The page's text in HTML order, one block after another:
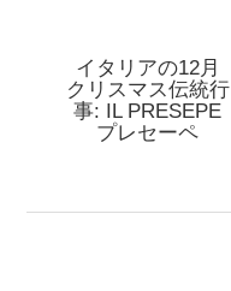
イタリアの12月
クリスマス伝統行
事: IL PRESEPE
プレセーペ